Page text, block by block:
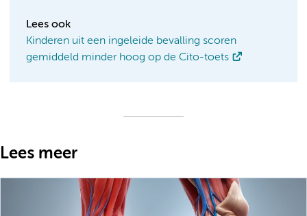
Lees ook
Kinderen uit een ingeleide bevalling scoren
gemiddeld minder hoog op de Cito-toets
Lees meer